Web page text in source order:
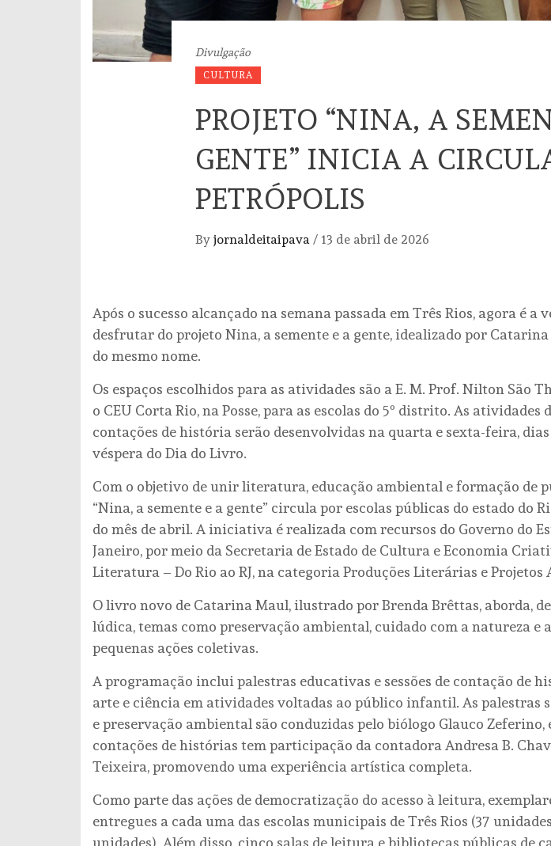
Divulgação
CULTURA
PROJETO “NINA, A
GENTE” INICIA A
PETRÓPOLIS
By jornaldeitaipava / 13 de abril de 2026
Após o sucesso alcançado na semana passada em Três Rios, agora é a
desfrutar do projeto Nina, a semente e a gente, idealizado por
do mesmo nome.
Os espaços escolhidos para as atividades são a E. M. Prof. Nilton São
o CEU Corta Rio, na Posse, para as escolas do 5º distrito. As atividades
contações de história serão desenvolvidas na quarta e sexta-feira, dias
véspera do Dia do Livro.
Com o objetivo de unir literatura, educação ambiental e formação de
“Nina, a semente e a gente” circula por escolas públicas do estado do
do mês de abril. A iniciativa é realizada com recursos do Governo do
Janeiro, por meio da Secretaria de Estado de Cultura e Economia
Literatura – Do Rio ao RJ, na categoria Produções Literárias e Projetos
O livro novo de Catarina Maul, ilustrado por Brenda Brêttas, aborda,
lúdica, temas como preservação ambiental, cuidado com a natureza e
pequenas ações coletivas.
A programação inclui palestras educativas e sessões de contação de
arte e ciência em atividades voltadas ao público infantil. As palestras
e preservação ambiental são conduzidas pelo biólogo Glauco Zeferino,
contações de histórias tem participação da contadora Andresa B.
Teixeira, promovendo uma experiência artística completa.
Como parte das ações de democratização do acesso à leitura,
entregues a cada uma das escolas municipais de Três Rios (37
unidades). Além disso, cinco salas de leitura e bibliotecas públicas de